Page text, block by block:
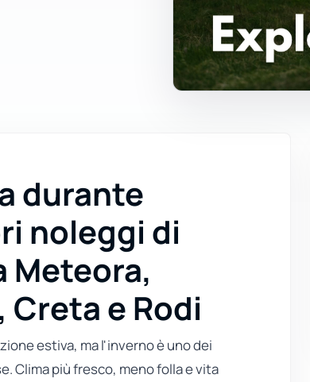
durante
noleggi di
Meteora,
e Rodi
estiva, ma l'inverno è uno dei
Clima più fresco, meno folla e vita